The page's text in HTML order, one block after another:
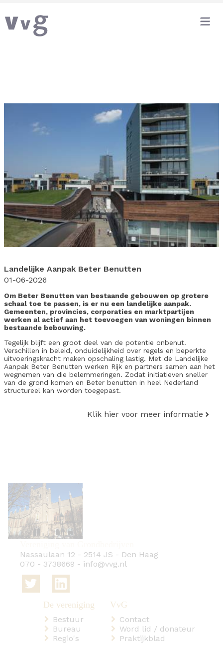
Landelijke Aanpak Beter Benutten
01-06-2026
Om Beter Benutten van bestaande gebouwen op grotere
schaal toe te passen, is er nu een landelijke aanpak.
Gemeenten, provincies, corporaties en marktpartijen
werken al actief aan het toevoegen van woningen binnen
bestaande bebouwing.
Tegelijk blijft een groot deel van de potentie onbenut.
Verschillen in beleid, onduidelijkheid over regels en beperkte
uitvoeringskracht maken opschaling lastig. Met de Landelijke
Aanpak Beter Benutten werken Rijk en partners samen aan het
wegnemen van die belemmeringen. Zodat initiatieven sneller
van de grond komen en Beter benutten in heel Nederland
structureel kan worden toegepast.
Klik hier voor meer informatie
Nassaulaan 12 - 2514 JS - Den Haag
070 - 3738669 - info@vvg.nl
Bestuur
Bureau
Regio's
Contact
Word lid / donateur
Praktijkblad